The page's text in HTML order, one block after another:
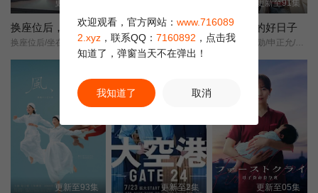
更新至01集
换座位后，发现身后的男生好像喜欢我
换座位后/坐在我后面的男生好像喜欢我/After Moving Seats/ The Boy Behind Me Has A Crush On Me/ย้ายที่นั่งทั้งที ไหงผู้ชายที่นั่งข้างหลังมาชอบผมได้ล่ะ/
大追踪〜警视厅SSBC强行犯系〜 第二季
大森南朋/相叶雅纪/松下奈绪/
更新至91集
我们愉快的好日子
严贤京/尹仲勋/申正允/尹多英/金惠玉/鲜于在德/尹多勋/文喜京/李商淑/郑孝彬/李家豪/郑永琡/
更新至93集 更新至2集 更新至05集
欢迎观看，官方网站： www.716089
2.xyz ，联系QQ： 7160892 ，点击我
知道了，弹窗当天不在弹出！
我知道了 取消